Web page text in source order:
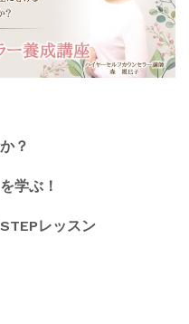
？
学ぶ！
レッスン